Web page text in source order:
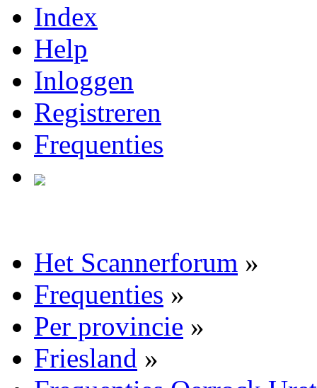
Index
Help
Inloggen
Registreren
Frequenties
Het Scannerforum »
Frequenties »
Per provincie »
Friesland »